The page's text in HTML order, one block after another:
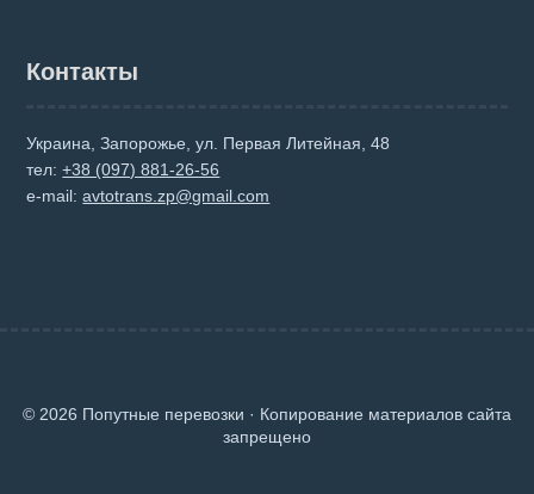
Контакты
Украина, Запорожье, ул. Первая Литейная, 48
тел:+38 (097) 881-26-56
e-mail:avtotrans.zp@gmail.com
© 2026 Попутные перевозки · Копирование материалов сайта
запрещено